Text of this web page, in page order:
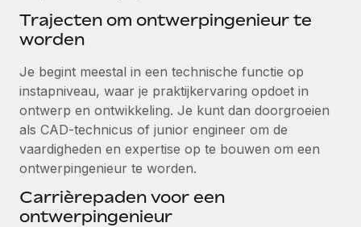
Trajecten om ontwerpingenieur te
worden
Je begint meestal in een technische functie op
instapniveau, waar je praktijkervaring opdoet in
ontwerp en ontwikkeling. Je kunt dan doorgroeien
als CAD-technicus of junior engineer om de
vaardigheden en expertise op te bouwen om een
ontwerpingenieur te worden.
Carrièrepaden voor een
ontwerpingenieur